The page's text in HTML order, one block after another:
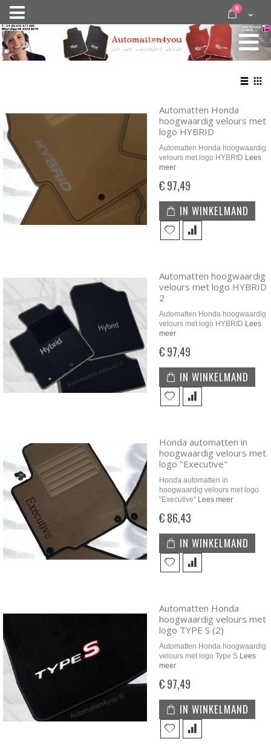
Nav
activeren
door
inhoud
Cart
0 items
Automatten Honda
hoogwaardig velours met
logo HYBRID
Automatten Honda hoogwaardig
velours met logo HYBRID Lees
meer
€ 97,49
IN WINKELMAND
Automatten hoogwaardig
velours met logo HYBRID
2
Automatten Honda hoogwaardig
velours met logo HYBRID Lees
meer
€ 97,49
IN WINKELMAND
Honda automatten in
hoogwaardig velours met
logo "Executive"
Honda automatten in
hoogwaardig velours met logo
"Executive" Lees meer
€ 86,43
IN WINKELMAND
Automatten Honda
hoogwaardig velours met
logo TYPE S (2)
Automatten Honda hoogwaardig
velours met logo Type S Lees
meer
€ 97,49
IN WINKELMAND